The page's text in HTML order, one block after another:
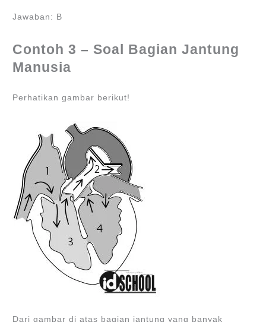
Jawaban: B
Contoh 3 – Soal Bagian Jantung
Manusia
Perhatikan gambar berikut!
Dari gambar di atas bagian jantung yang banyak